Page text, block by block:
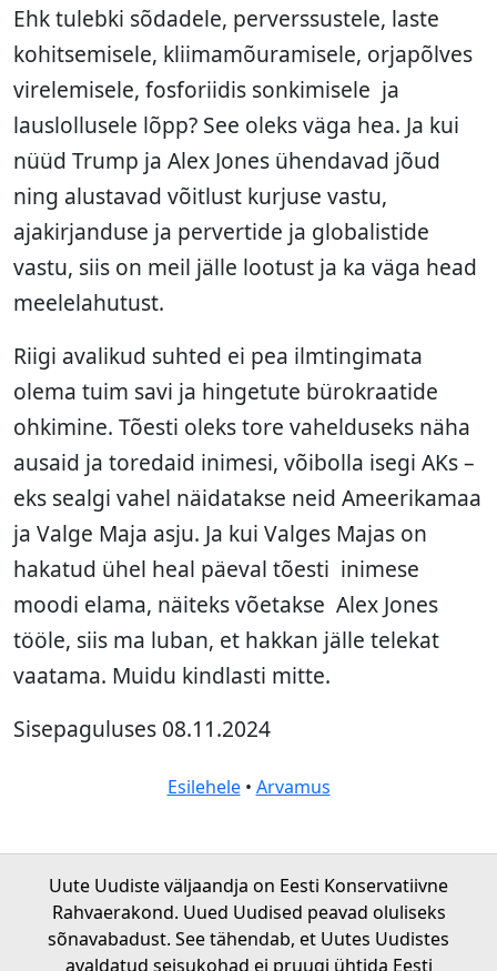
Ehk tulebki sõdadele, perverssustele, laste
kohitsemisele, kliimamõuramisele, orjapõlves
virelemisele, fosforiidis sonkimisele ja
lauslollusele lõpp? See oleks väga hea. Ja kui
nüüd Trump ja Alex Jones ühendavad jõud
ning alustavad võitlust kurjuse vastu,
ajakirjanduse ja pervertide ja globalistide
vastu, siis on meil jälle lootust ja ka väga head
meelelahutust.
Riigi avalikud suhted ei pea ilmtingimata
olema tuim savi ja hingetute bürokraatide
ohkimine. Tõesti oleks tore vahelduseks näha
ausaid ja toredaid inimesi, võibolla isegi AKs –
eks sealgi vahel näidatakse neid Ameerikamaa
ja Valge Maja asju. Ja kui Valges Majas on
hakatud ühel heal päeval tõesti inimese
moodi elama, näiteks võetakse Alex Jones
tööle, siis ma luban, et hakkan jälle telekat
vaatama. Muidu kindlasti mitte.
Sisepaguluses 08.11.2024
Esilehele• Arvamus
Uute Uudiste väljaandja on Eesti Konservatiivne
Rahvaerakond. Uued Uudised peavad oluliseks
sõnavabadust. See tähendab, et Uutes Uudistes
avaldatud seisukohad ei pruugi ühtida Eesti